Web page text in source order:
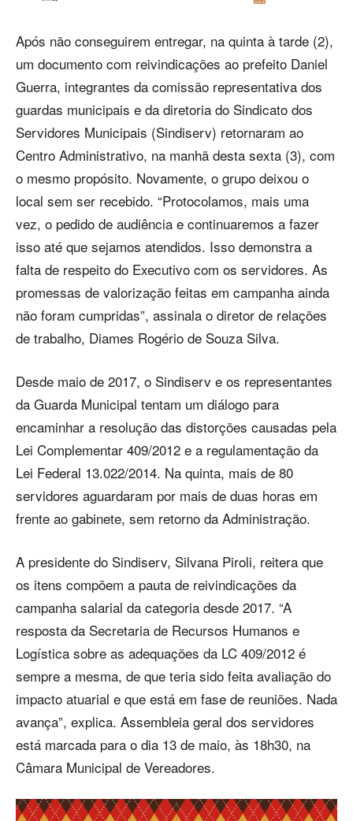
Após não conseguirem entregar, na quinta à tarde (2),
um documento com reivindicações ao prefeito Daniel
Guerra, integrantes da comissão representativa dos
guardas municipais e da diretoria do Sindicato dos
Servidores Municipais (Sindiserv) retornaram ao
Centro Administrativo, na manhã desta sexta (3), com
o mesmo propósito. Novamente, o grupo deixou o
local sem ser recebido. “Protocolamos, mais uma
vez, o pedido de audiência e continuaremos a fazer
isso até que sejamos atendidos. Isso demonstra a
falta de respeito do Executivo com os servidores. As
promessas de valorização feitas em campanha ainda
não foram cumpridas”, assinala o diretor de relações
de trabalho, Diames Rogério de Souza Silva.
Desde maio de 2017, o Sindiserv e os representantes
da Guarda Municipal tentam um diálogo para
encaminhar a resolução das distorções causadas pela
Lei Complementar 409/2012 e a regulamentação da
Lei Federal 13.022/2014. Na quinta, mais de 80
servidores aguardaram por mais de duas horas em
frente ao gabinete, sem retorno da Administração.
A presidente do Sindiserv, Silvana Piroli, reitera que
os itens compõem a pauta de reivindicações da
campanha salarial da categoria desde 2017. “A
resposta da Secretaria de Recursos Humanos e
Logística sobre as adequações da LC 409/2012 é
sempre a mesma, de que teria sido feita avaliação do
impacto atuarial e que está em fase de reuniões. Nada
avança”, explica. Assembleia geral dos servidores
está marcada para o dia 13 de maio, às 18h30, na
Câmara Municipal de Vereadores.